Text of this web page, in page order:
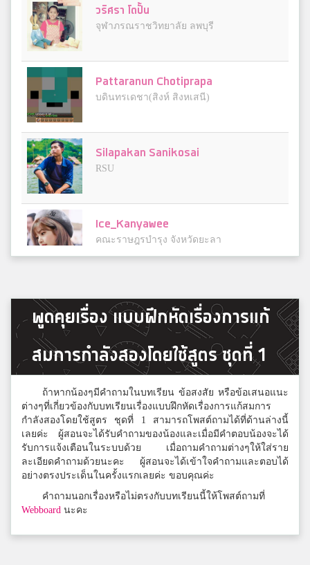
วริศรา โตปั้น
จุฬาภรณราชวิทยาลัย ลพบุรี
Pattaranun Chotiprapa
บดินทรเดชา(สิงห์ สิงหเสนี)
Silapakan Sanikosai
RSU
Ice_Kanyawee
คณะราษฎรบำรุง จังหวัดยะลา
ชายผู้มีความฝัน
ขอนเเก่นวิทยายน
Pingping Putthipond
ภัทรพล ณัฐธยาน์
หนองน้ำใส
พูดคุยเรื่อง แบบฝึกหัดเรื่องการแก้
สมการกำลังสองโดยใช้สูตร ชุดที่ 1
ถ้าหากน้องๆมีคำถามในบทเรียน ข้อสงสัย หรือข้อเสนอแนะ
ต่างๆที่เกี่ยวข้องกับบทเรียนเรื่องแบบฝึกหัดเรื่องการแก้สมการ
กำลังสองโดยใช้สูตร ชุดที่ 1 สามารถโพสต์ถามได้ที่ด้านล่างนี้
เลยค่ะ ผู้สอนจะได้รับคำถามของน้องและเมื่อมีคำตอบน้องจะได้
รับการแจ้งเตือนในระบบด้วย เมื่อถามคำถามต่างๆให้ใส่ราย
ละเอียดคำถามด้วยนะคะ ผู้สอนจะได้เข้าใจคำถามและตอบได้
อย่างตรงประเด็นในครั้งแรกเลยค่ะ ขอบคุณค่ะ
คำถามนอกเรื่องหรือไม่ตรงกับบทเรียนนี้ให้โพสต์ถามที่
Webboard นะคะ